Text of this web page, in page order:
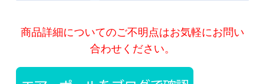
商品詳細についてのご不明点はお気軽にお問い
合わせください。